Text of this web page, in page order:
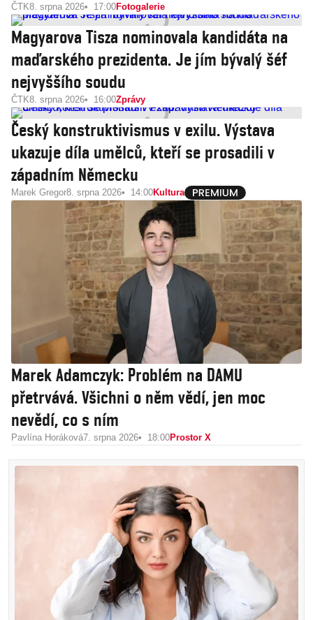
ČTK8. srpna 2026 17:00Fotogalerie
Magyarova Tisza nominovala kandidáta na
maďarského prezidenta. Je jím bývalý šéf
nejvyššího soudu
ČTK8. srpna 2026 16:00Zprávy
Český konstruktivismus v exilu. Výstava
ukazuje díla umělců, kteří se prosadili v
západním Německu
Marek Gregor8. srpna 2026 14:00Kultura
Marek Adamczyk: Problém na DAMU
přetrvává. Všichni o něm vědí, jen moc
nevědí, co s ním
Pavlína Horáková7. srpna 2026 18:00Prostor X